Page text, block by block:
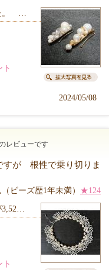
。 …
ト
2024/05/08
レビューです
すが 根性で乗り切りま
ビーズ歴1年未満） ★124
ト